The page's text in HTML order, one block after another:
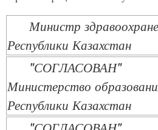
Министр
Республики Казахстан
"СОГЛАСОВАН"
Министерство
Республики Казахстан